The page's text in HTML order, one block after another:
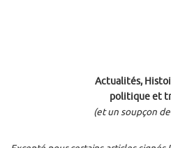
Actualités,
politique et
(et un soupçon